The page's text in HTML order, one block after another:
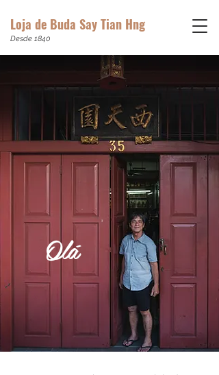
Loja de Buda Say Tian Hng
Desde 1840
Olá